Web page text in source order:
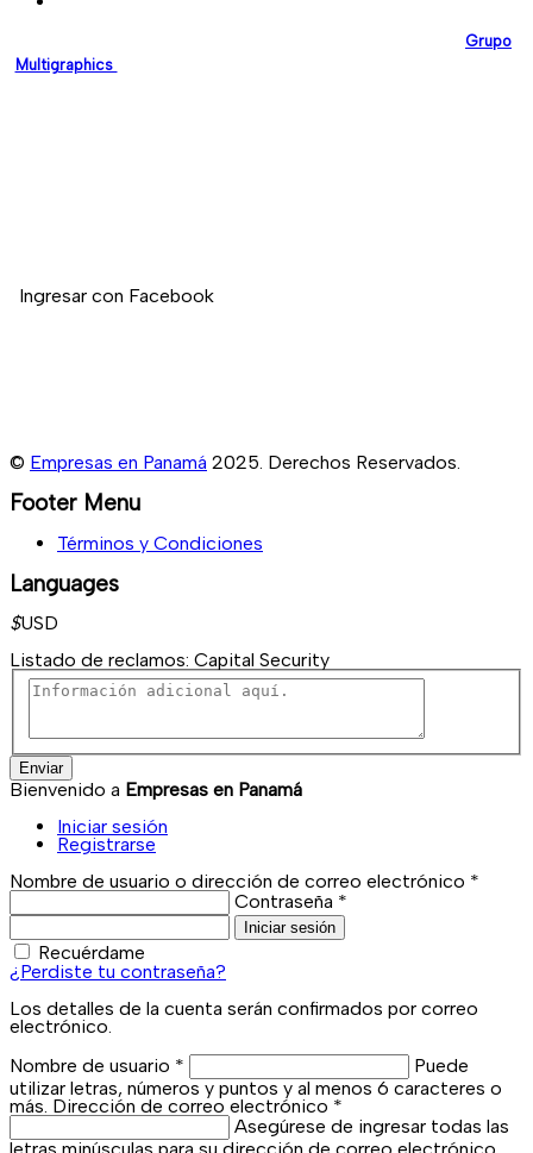
Grupo
Multigraphics
Ingresar con Facebook
© Empresas en Panamá 2025. Derechos Reservados.
Footer Menu
Términos y Condiciones
Languages
$USD
Listado de reclamos: Capital Security
Enviar
Bienvenido a Empresas en Panamá
Iniciar sesión
Registrarse
Nombre de usuario o dirección de correo electrónico *
Contraseña *
Iniciar sesión
Recuérdame
¿Perdiste tu contraseña?
Los detalles de la cuenta serán confirmados por correo
electrónico.
Nombre de usuario *
Puede
utilizar letras, números y puntos y al menos 6 caracteres o
más. Dirección de correo electrónico *
Asegúrese de ingresar todas las